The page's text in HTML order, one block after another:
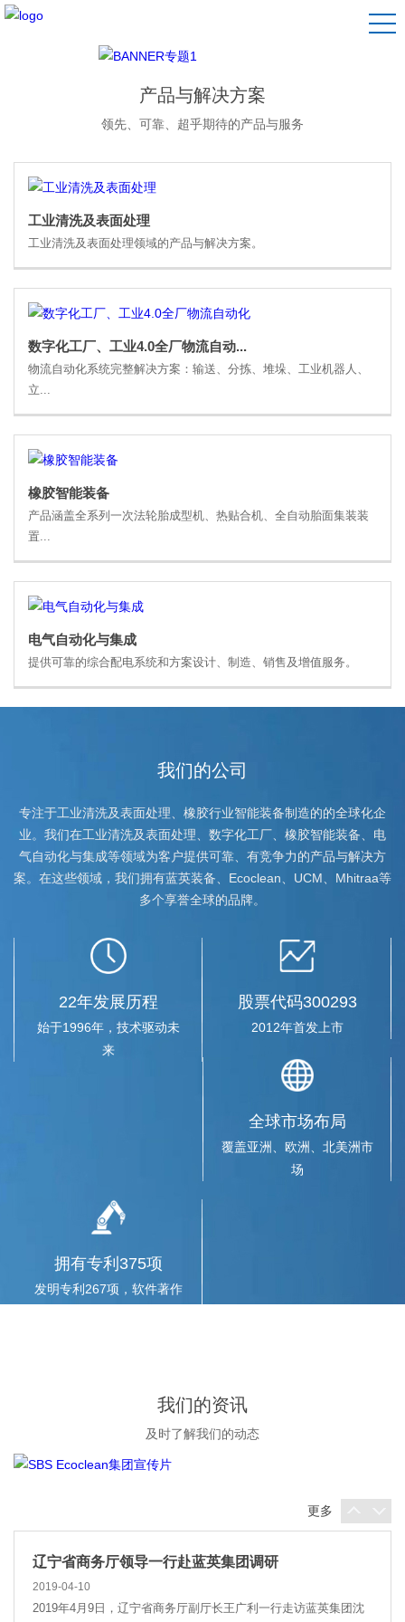
产品与解决方案
领先、可靠、超乎期待的产品与服务
工业清洗及表面处理
工业清洗及表面处理领域的产品与解决方案。
数字化工厂、工业4.0全厂物流自动...
物流自动化系统完整解决方案：输送、分拣、堆垛、工业机器人、
立...
橡胶智能装备
产品涵盖全系列一次法轮胎成型机、热贴合机、全自动胎面集装装
置...
电气自动化与集成
提供可靠的综合配电系统和方案设计、制造、销售及增值服务。
我们的公司
专注于工业清洗及表面处理、橡胶行业智能装备制造的的全球化企
业。我们在工业清洗及表面处理、数字化工厂、橡胶智能装备、电
气自动化与集成等领域为客户提供可靠、有竞争力的产品与解决方
案。在这些领域，我们拥有蓝英装备、Ecoclean、UCM、Mhitraa等
多个享誉全球的品牌。
22年发展历程
始于1996年，技术驱动未
来
股票代码300293
2012年首发上市
全球市场布局
覆盖亚洲、欧洲、北美洲市
场
拥有专利375项
发明专利267项，软件著作
我们的资讯
及时了解我们的动态
阳公司，双方就企业国际并购、海外市场开拓、技...
辽宁上市公司协会20余家会员企业赴蓝...
蓝英装备召开，辽宁省20余家上市公司董秘、证券...
蓝英装备与沈工大机械、电气工程学院...
2019年6月19日，蓝英装备与沈阳工业大学机械工程学院、电气工
程学院正式签署战略合作协议，共同建立研究生培...
蓝英装备的园区来了一批香港创业青年
2019年5月27日下午，蓝英装备生产制造中心迎来了30多位香港创
业青年。本次活动由国家科技部安排，旨在帮助香...
蓝英装备成型机产品获沈阳市职工技术...
CIMT探馆：Ecoclean闪耀中国机床...
备受瞩目的中国国际机床展（CIMT2019）已于4月15日在北京盛
辽宁省商务厅领导一行赴蓝英集团调研
2019-04-10
2019年4月9日，辽宁省商务厅副厅长王广利一行走访蓝英集团沈
更多